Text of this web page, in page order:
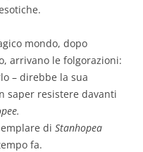
mondo, dopo
arrivano le folgorazioni:
– direbbe la sua
saper resistere davanti
di Stanhopea
fa.